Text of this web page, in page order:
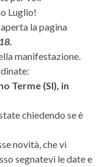
Luglio!
la pagina
manifestazione.
Terme (SI), in
chiedendo se è
novità, che vi
segnatevi le date e